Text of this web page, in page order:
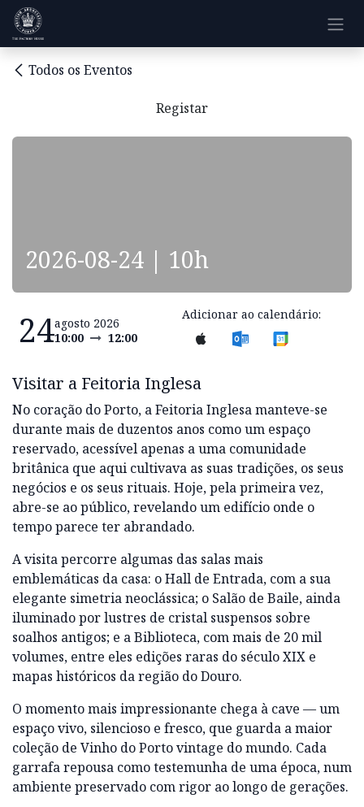
Pular para o conteúdo
Todos os Eventos
Registar
2026-08-24 | 10h
24agosto 2026
10:00
12:00
Adicionar ao calendário:
Visitar a Feitoria Inglesa
No coração do Porto, a Feitoria Inglesa manteve-se
durante mais de duzentos anos como um espaço
reservado, acessível apenas a uma comunidade
britânica que aqui cultivava as suas tradições, os seus
negócios e os seus rituais. Hoje, pela primeira vez,
abre-se ao público, revelando um edifício onde o
tempo parece ter abrandado.
A visita percorre algumas das salas mais
emblemáticas da casa: o Hall de Entrada, com a sua
elegante simetria neoclássica; o Salão de Baile, ainda
iluminado por lustres de cristal suspensos sobre
soalhos antigos; e a Biblioteca, com mais de 20 mil
volumes, entre eles edições raras do século XIX e
mapas históricos da região do Douro.
O momento mais impressionante chega à cave — um
espaço vivo, silencioso e fresco, que guarda a maior
coleção de Vinho do Porto vintage do mundo. Cada
garrafa repousa como testemunha de uma época, num
ambiente preservado com rigor ao longo de gerações.